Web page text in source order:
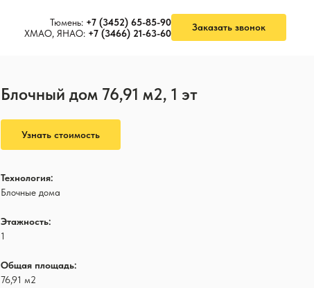
Тюмень: +7 (3452) 65-85-90
ХМАО, ЯНАО: +7 (3466) 21-63-60
Заказать звонок
Блочный дом 76,91 м2, 1 эт
Узнать стоимость
Технология:
Блочные дома
Этажность:
1
Общая площадь:
76,91 м2